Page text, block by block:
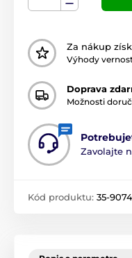
Za nákup
Výhody
Doprava
Možnosti
Zavolajte
Kód produktu: 35-